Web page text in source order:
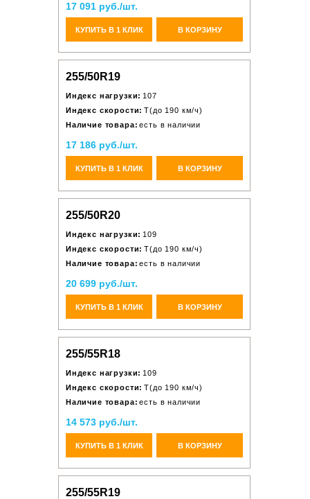
17 091 руб./шт.
КУПИТЬ В 1 КЛИК В КОРЗИНУ
255/50R19
Индекс нагрузки: 107
Индекс скорости: T(до 190 км/ч)
Наличие товара: есть в наличии
17 186 руб./шт.
КУПИТЬ В 1 КЛИК В КОРЗИНУ
255/50R20
Индекс нагрузки: 109
Индекс скорости: T(до 190 км/ч)
Наличие товара: есть в наличии
20 699 руб./шт.
КУПИТЬ В 1 КЛИК В КОРЗИНУ
255/55R18
Индекс нагрузки: 109
Индекс скорости: T(до 190 км/ч)
Наличие товара: есть в наличии
14 573 руб./шт.
КУПИТЬ В 1 КЛИК В КОРЗИНУ
255/55R19